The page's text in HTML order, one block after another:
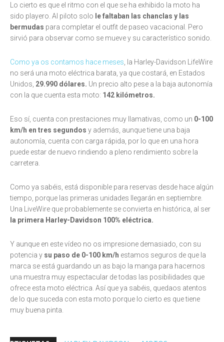
Lo cierto es que el ritmo con el que se ha exhibido la moto ha
sido playero. Al piloto solo le faltaban las chanclas y las
bermudas para completar el outfit de paseo vacacional. Pero
sirvió para observar como se mueve y su característico sonido.
Como ya os contamos hace meses , la Harley-Davidson LifeWire
no será una moto eléctrica barata, ya que costará, en Estados
Unidos, 29.990 dólares. Un precio alto pese a la baja autonomía
con la que cuenta esta moto: 142 kilómetros.
Eso sí, cuenta con prestaciones muy llamativas, como un 0-100
km/h en tres segundos y además, aunque tiene una baja
autonomía, cuenta con carga rápida, por lo que en una hora
puede estar de nuevo rindiendo a pleno rendimiento sobre la
carretera.
Como ya sabéis, está disponible para reservas desde hace algún
tiempo, porque las primeras unidades llegarán en septiembre.
Una LiveWire que probablemente se convierta en histórica, al ser
la primera Harley-Davidson 100% eléctrica.
Y aunque en este vídeo no os impresione demasiado, con su
potencia y su paso de 0-100 km/h estamos seguros de que la
marca se está guardando un as bajo la manga para hacernos
una muestra muy espectacular de todas las posibilidades que
ofrece esta moto eléctrica. Así que ya sabéis, quedaos atentos
de lo que suceda con esta moto porque lo cierto es que tiene
muy buena pinta.